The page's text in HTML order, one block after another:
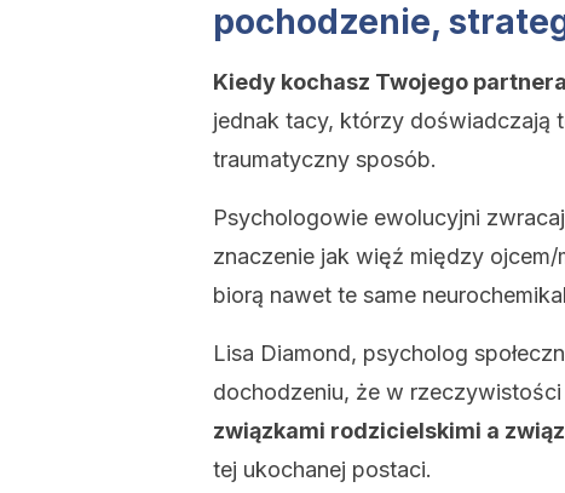
pochodzenie,
Kiedy kochasz Twojego
jednak tacy, którzy doświadczają
traumatyczny sposób.
Psychologowie ewolucyjni
znaczenie jak więź między
biorą nawet te same
Lisa Diamond, psycholog
dochodzeniu, że w rzeczywistości
związkami rodzicielskimi a
tej ukochanej postaci.